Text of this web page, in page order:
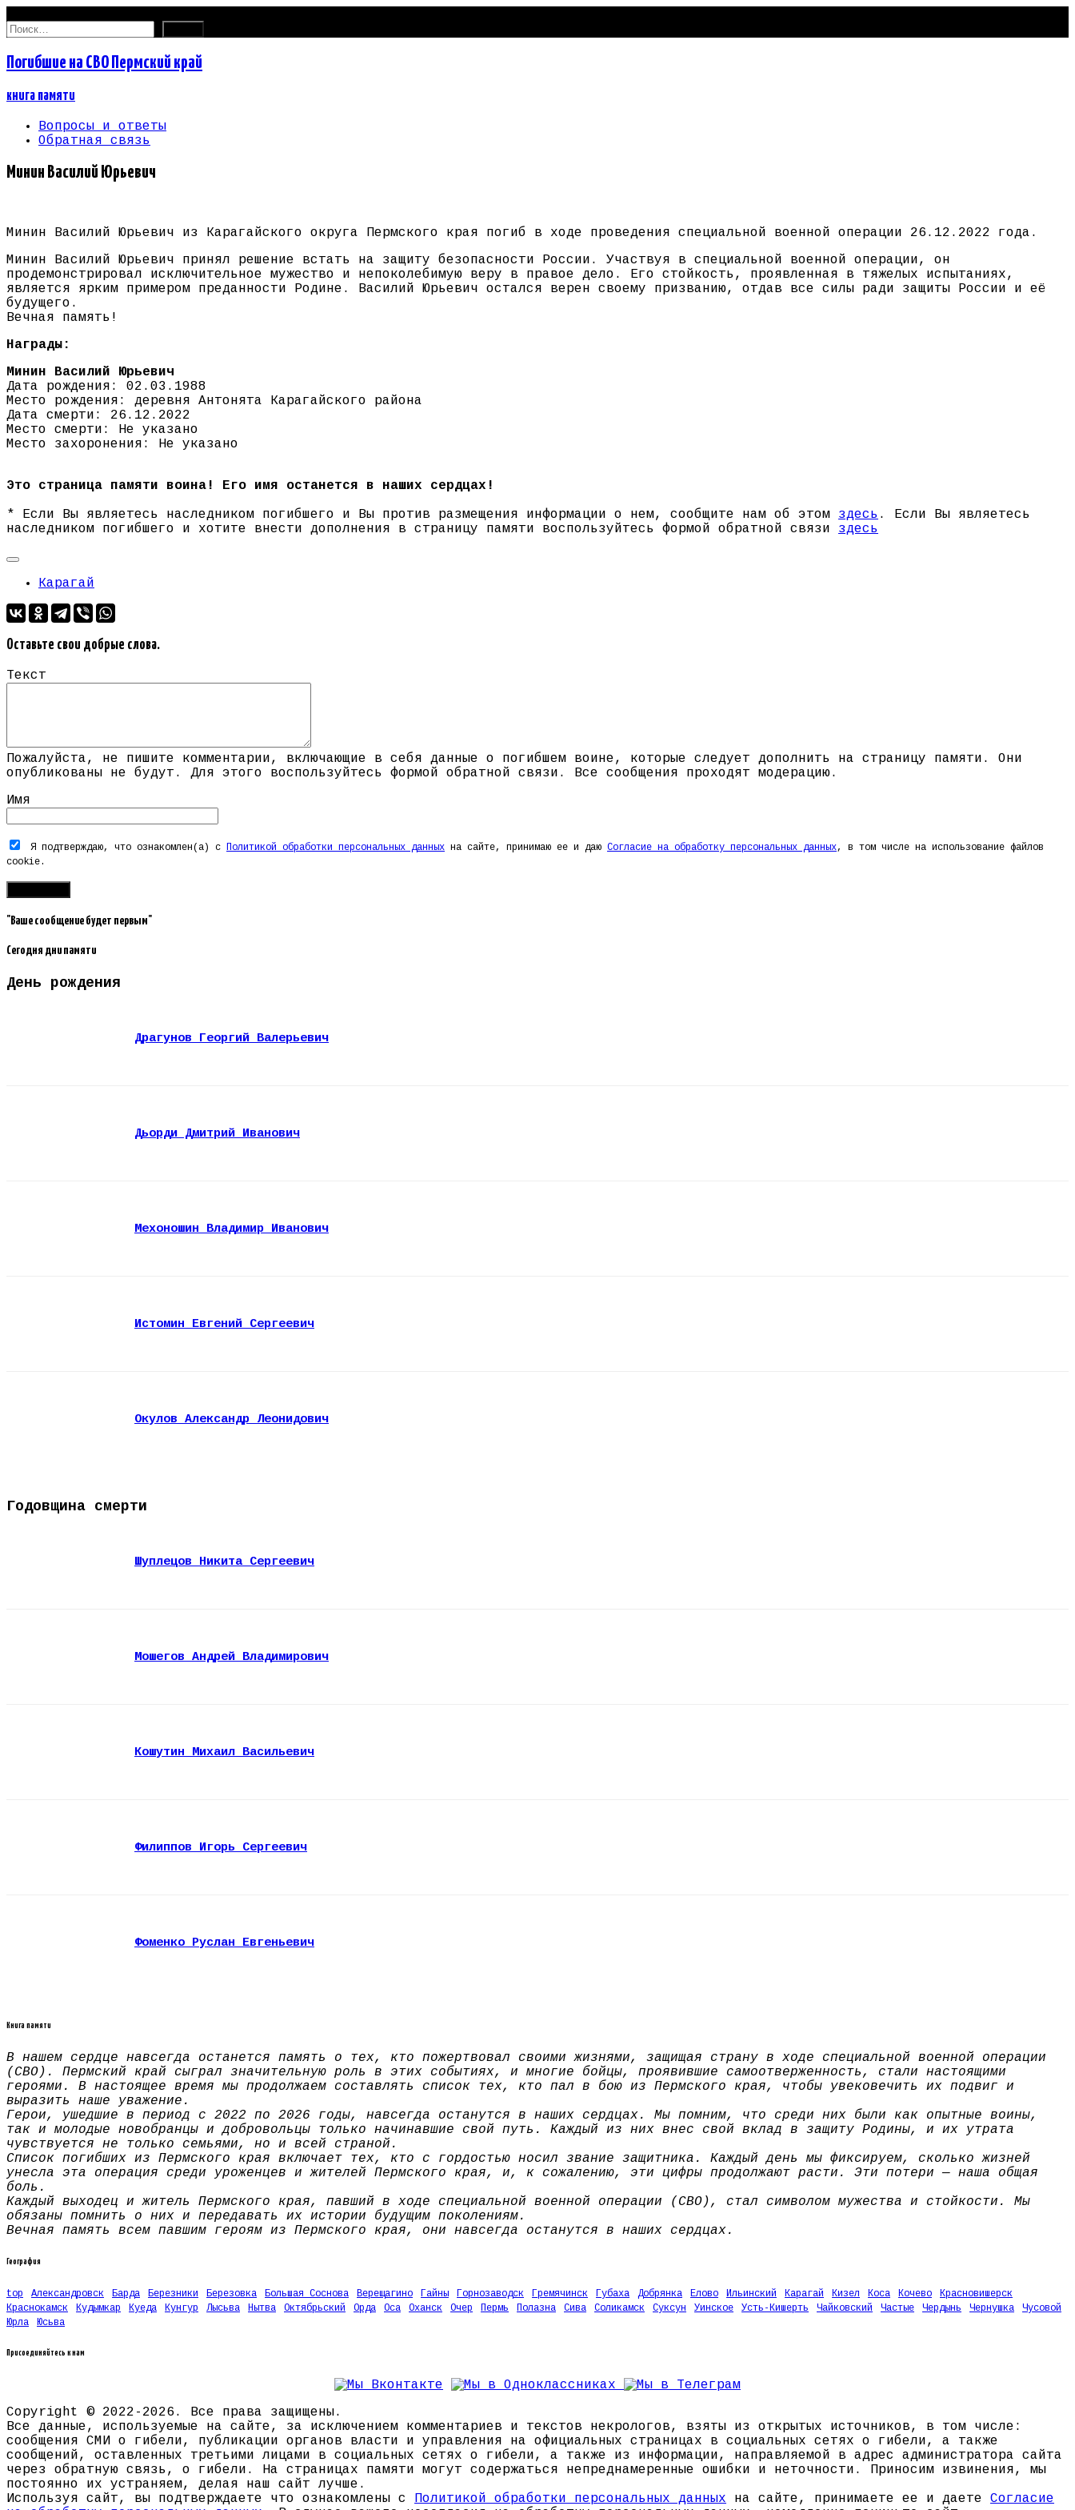
Найти:
Погибшие на СВО Пермский край
книга памяти
Вопросы и ответы
Обратная связь
Минин Василий Юрьевич
Минин Василий Юрьевич из Карагайского округа Пермского края погиб в ходе проведения специальной военной операции 26.12.2022 года.
Минин Василий Юрьевич принял решение встать на защиту безопасности России. Участвуя в специальной военной операции, он
продемонстрировал исключительное мужество и непоколебимую веру в правое дело. Его стойкость, проявленная в тяжелых испытаниях,
является ярким примером преданности Родине. Василий Юрьевич остался верен своему призванию, отдав все силы ради защиты России и её
будущего.
Вечная память!
Награды:
Минин Василий Юрьевич
Дата рождения: 02.03.1988
Место рождения: деревня Антонята Карагайского района
Дата смерти: 26.12.2022
Место смерти: Не указано
Место захоронения: Не указано
Это страница памяти воина! Его имя останется в наших сердцах!
* Если Вы являетесь наследником погибшего и Вы против размещения информации о нем, сообщите нам об этом здесь . Если Вы являетесь
наследником погибшего и хотите внести дополнения в страницу памяти воспользуйтесь формой обратной связи здесь
Карагай
Оставьте свои добрые слова.
Текст
Пожалуйста, не пишите комментарии, включающие в себя данные о погибшем воине, которые следует дополнить на страницу памяти. Они
опубликованы не будут. Для этого воспользуйтесь формой обратной связи. Все сообщения проходят модерацию.
Имя
Я подтверждаю, что ознакомлен(а) с Политикой обработки персональных данных на сайте, принимаю ее и даю Согласие на обработку персональных данных, в том числе на использование файлов
cookie.
"Ваше сообщение будет первым"
Сегодня дни памяти
День рождения
Драгунов Георгий Валерьевич
Дьорди Дмитрий Иванович
Мехоношин Владимир Иванович
Истомин Евгений Сергеевич
Окулов Александр Леонидович
Годовщина смерти
Шуплецов Никита Сергеевич
Мошегов Андрей Владимирович
Кошутин Михаил Васильевич
Филиппов Игорь Сергеевич
Фоменко Руслан Евгеньевич
Книга памяти
В нашем сердце навсегда останется память о тех, кто пожертвовал своими жизнями, защищая страну в ходе специальной военной операции
(СВО). Пермский край сыграл значительную роль в этих событиях, и многие бойцы, проявившие самоотверженность, стали настоящими
героями. В настоящее время мы продолжаем составлять список тех, кто пал в бою из Пермского края, чтобы увековечить их подвиг и
выразить наше уважение.
Герои, ушедшие в период с 2022 по 2026 годы, навсегда останутся в наших сердцах. Мы помним, что среди них были как опытные воины,
так и молодые новобранцы и добровольцы только начинавшие свой путь. Каждый из них внес свой вклад в защиту Родины, и их утрата
чувствуется не только семьями, но и всей страной.
Список погибших из Пермского края включает тех, кто с гордостью носил звание защитника. Каждый день мы фиксируем, сколько жизней
унесла эта операция среди уроженцев и жителей Пермского края, и, к сожалению, эти цифры продолжают расти. Эти потери — наша общая
боль.
Каждый выходец и житель Пермского края, павший в ходе специальной военной операции (СВО), стал символом мужества и стойкости. Мы
обязаны помнить о них и передавать их истории будущим поколениям.
Вечная память всем павшим героям из Пермского края, они навсегда останутся в наших сердцах.
География
top Александровск Барда Березники Березовка Большая Соснова Верещагино Гайны Горнозаводск Гремячинск Губаха Добрянка Елово Ильинский Карагай Кизел Коса Кочево
Красновишерск
Краснокамск
Кудымкар Куеда Кунгур Лысьва Нытва Октябрьский Орда Оса Оханск Очер Пермь Полазна Сива Соликамск Суксун Уинское Усть-Кишерть Чайковский Частые Чердынь Чернушка
Чусовой
Юрла
Юсьва
Присоединяйтесь к нам
Copyright © 2022-2026. Все права защищены.
Все данные, используемые на сайте, за исключением комментариев и текстов некрологов, взяты из открытых источников, в том числе:
сообщения СМИ о гибели, публикации органов власти и управления на официальных страницах в социальных сетях о гибели, а также
сообщений, оставленных третьими лицами в социальных сетях о гибели, а также из информации, направляемой в адрес администратора сайта
через обратную связь, о гибели. На страницах памяти могут содержаться непреднамеренные ошибки и неточности. Приносим извинения, мы
постоянно их устраняем, делая наш сайт лучше.
Используя сайт, вы подтверждаете что ознакомлены с Политикой обработки персональных данных на сайте, принимаете ее и даете Согласие